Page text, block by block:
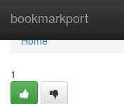
bookmarkport
Home
Home
1